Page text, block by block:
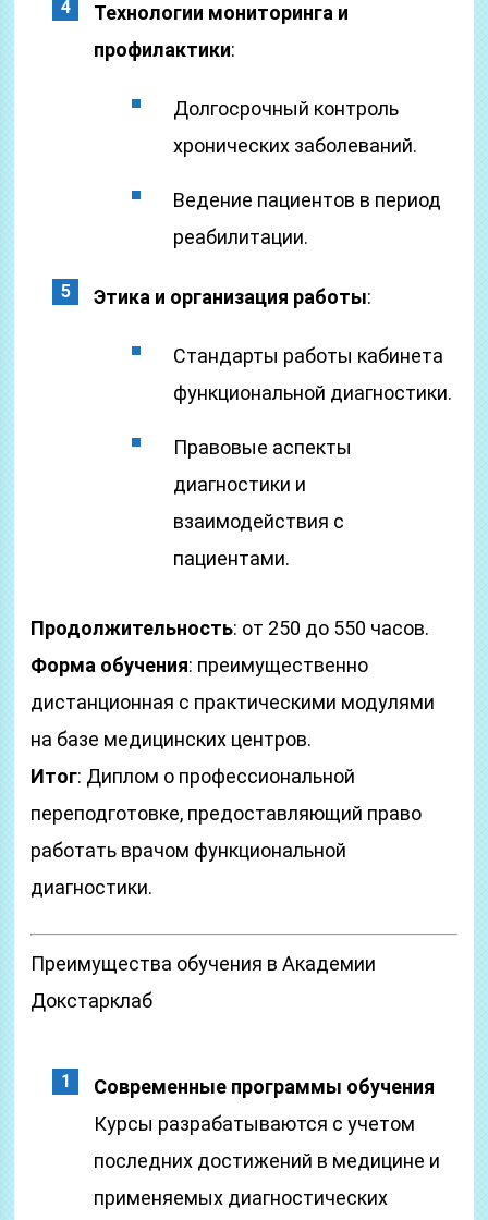
Технологии мониторинга и
профилактики:
Долгосрочный контроль
хронических заболеваний.
Ведение пациентов в период
реабилитации.
Этика и организация работы:
Стандарты работы кабинета
функциональной диагностики.
Правовые аспекты
диагностики и
взаимодействия с
пациентами.
Продолжительность: от 250 до 550 часов.
Форма обучения: преимущественно
дистанционная с практическими модулями
на базе медицинских центров.
Итог: Диплом о профессиональной
переподготовке, предоставляющий право
работать врачом функциональной
диагностики.
Преимущества обучения в Академии
Докстарклаб
Современные программы обучения
Курсы разрабатываются с учетом
последних достижений в медицине и
применяемых диагностических